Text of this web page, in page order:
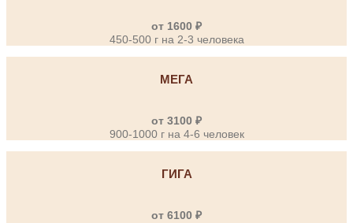
от 1600 ₽
450-500 г на 2-3 человека
МЕГА
от 3100 ₽
900-1000 г на 4-6 человек
ГИГА
от 6100 ₽